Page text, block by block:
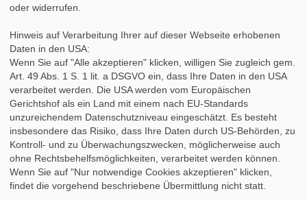
oder widerrufen.
Hinweis auf Verarbeitung Ihrer auf dieser Webseite erhobenen
Daten in den USA:
Wenn Sie auf "Alle akzeptieren" klicken, willigen Sie zugleich gem.
Art. 49 Abs. 1 S. 1 lit. a DSGVO ein, dass Ihre Daten in den USA
verarbeitet werden. Die USA werden vom Europäischen
Gerichtshof als ein Land mit einem nach EU-Standards
unzureichendem Datenschutzniveau eingeschätzt. Es besteht
insbesondere das Risiko, dass Ihre Daten durch US-Behörden, zu
Kontroll- und zu Überwachungszwecken, möglicherweise auch
ohne Rechtsbehelfsmöglichkeiten, verarbeitet werden können.
Wenn Sie auf "Nur notwendige Cookies akzeptieren" klicken,
findet die vorgehend beschriebene Übermittlung nicht statt.